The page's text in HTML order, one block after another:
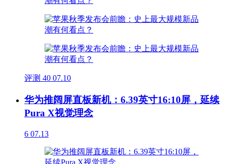
评测 40 07.10
华为推阔屏直板新机：6.39英寸16:10屏，延续
Pura X视觉理念
6 07.13